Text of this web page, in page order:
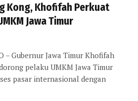
Kong, Khofifah Perkuat
Jawa Timur
– Gubernur Jawa Timur Khofifah
pelaku UMKM Jawa Timur
pasar internasional dengan